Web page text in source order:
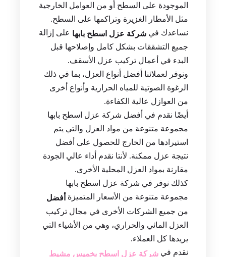
الموجودة على السطح أو من العوامل الخارجية
مثل الأمطار الغزيرة وتراكمها على السطح.
نساعدك في شركة عزل اسطح بابها على إزالة
جميع التشققات بشكل كامل وإصلاحها قبل
البدء في أعمال تركيب عزل الأسقف.
ونوفر لعملائنا أفضل أنواع العزل، بما في ذلك
الرغوة الصوتية للمياه الحرارية وأنواع أخرى
من العوازل عالية الكفاءة.
أيضًا نقدم في أفضل شركة عزل اسطح بابها
مجموعة متنوعة من مواد العزل والتي يتم
استيرادها من الخارج للحصول على أفضل
نتيجة عزل ممكنة. لأنتا نقدم أداء عالي الجودة
مقارنة بمواد العزل المحلية الأخرى.
كذلك نوفر في شركة عزل اسطح بابها
مجموعة متنوعة من الأسعار المتميزة أفضل
من جميع الشركات الأخرى في مجال تركيب
العزل المائي والحراري، وهي من الأشياء التي
يريدها كل العملاء.
نقدم في شركة عزل اسطح بخميس مشيط